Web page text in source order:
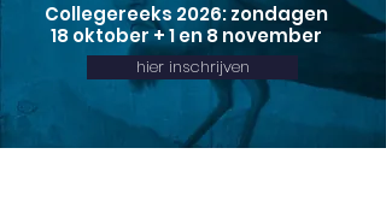
Collegereeks 2026: zondagen
18 oktober + 1 en 8 november
hier inschrijven